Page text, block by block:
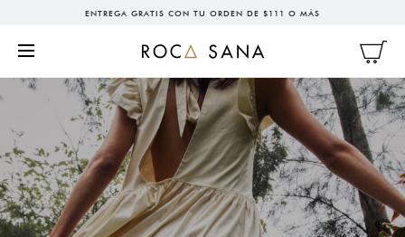
ENTREGA GRATIS CON TU ORDEN DE $111 O MÁS